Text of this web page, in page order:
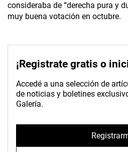
consideraba de “derecha pura y
muy buena votación en octubre.
¡Registrate gratis o
Accedé a una selección de
de noticias y boletines
Galería.